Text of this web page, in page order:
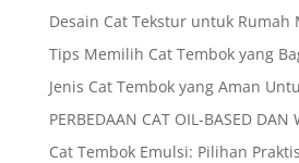
Desain Cat Tekstur untuk
Tips Memilih Cat Tembok yang
Jenis Cat Tembok yang Aman
PERBEDAAN CAT OIL-BASED DAN
Cat Tembok Emulsi: Pilihan